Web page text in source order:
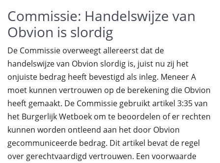
Commissie: Handelswijze van
Obvion is slordig
De Commissie overweegt allereerst dat de
handelswijze van Obvion slordig is, juist nu zij het
onjuiste bedrag heeft bevestigd als inleg. Meneer A
moet kunnen vertrouwen op de berekening die Obvion
heeft gemaakt. De Commissie gebruikt artikel 3:35 van
het Burgerlijk Wetboek om te beoordelen of er rechten
kunnen worden ontleend aan het door Obvion
gecommuniceerde bedrag. Dit artikel bevat de regel
over gerechtvaardigd vertrouwen. Een voorwaarde